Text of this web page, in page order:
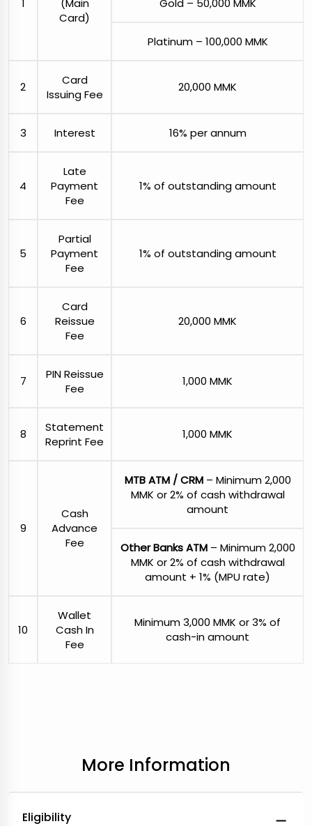
1
(Main
Card)
Gold – 50,000 MMK
Platinum – 100,000 MMK
2
Card
Issuing Fee
20,000 MMK
3 Interest 16% per annum
4
Late
Payment
Fee
1% of outstanding amount
5
Partial
Payment
Fee
1% of outstanding amount
6
Card
Reissue
Fee
20,000 MMK
7
PIN Reissue
Fee
1,000 MMK
8
Statement
Reprint Fee
1,000 MMK
9
Cash
Advance
Fee
MTB ATM / CRM– Minimum 2,000
MMK or 2% of cash withdrawal
amount
Other Banks ATM– Minimum 2,000
MMK or 2% of cash withdrawal
amount + 1% (MPU rate)
10
Wallet
Cash In
Fee
Minimum 3,000 MMK or 3% of
cash-in amount
More Information
Eligibility